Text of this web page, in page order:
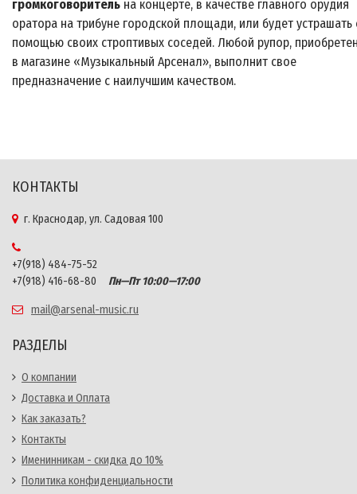
громкоговоритель на концерте, в качестве главного орудия
оратора на трибуне городской площади, или будет устрашать
помощью своих строптивых соседей. Любой рупор,
в магазине «Музыкальный Арсенал», выполнит свое
предназначение с наилучшим качеством.
КОНТАКТЫ
г. Краснодар, ул. Садовая 100
+7(918) 484-75-52
+7(918) 416-68-80
Пн—Пт 10:00—17:00
mail@arsenal-music.ru
РАЗДЕЛЫ
О компании
Доставка и Оплата
Как заказать?
Контакты
Именинникам - скидка до 10%
Политика конфиденциальности